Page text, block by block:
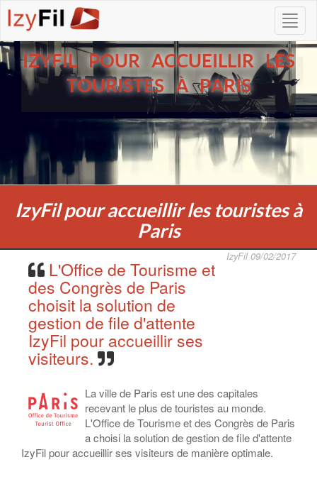
IZYFIL POUR ACCUEILLIR LES
TOURISTES À PARIS
IzyFil pour accueillir les touristes à
Paris
IzyFil 09/02/2017
L'Office de Tourisme et
des Congrès de Paris
choisit la solution de
gestion de file d'attente
IzyFil pour accueillir ses
visiteurs.
La ville de Paris est une des capitales
recevant le plus de touristes au monde.
L'Office de Tourisme et des Congrès de Paris
a choisi la solution de gestion de file d'attente
IzyFil pour accueillir ses visiteurs de manière optimale.